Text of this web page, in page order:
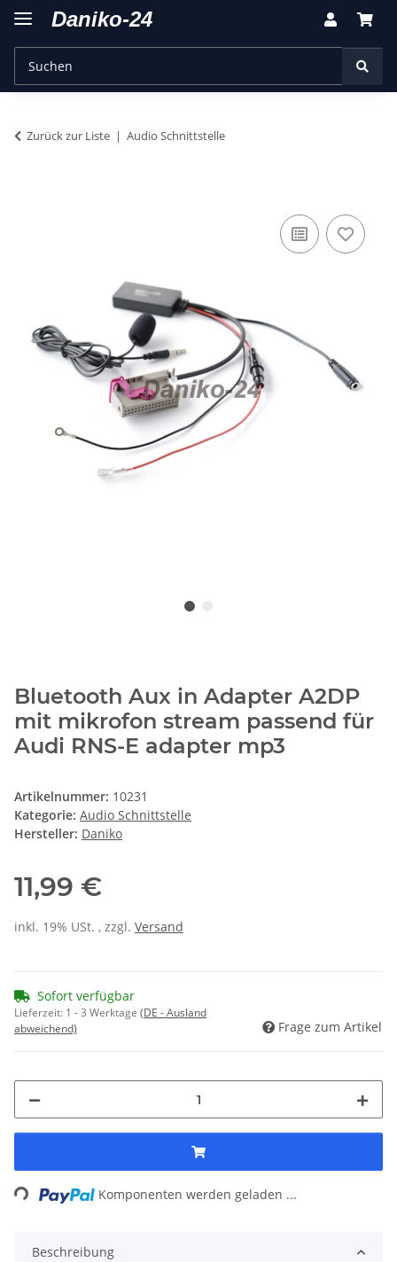
Zurück zur Liste Audio Schnittstelle
Bluetooth Aux in Adapter A2DP
mit mikrofon stream passend für
Audi RNS-E adapter mp3
Artikelnummer: 10231
Kategorie: Audio Schnittstelle
Hersteller: Daniko
11,99 €
inkl. 19% USt. , zzgl. Versand
Sofort verfügbar
Lieferzeit: 1 - 3 Werktage (DE - Ausland
abweichend)
Frage zum Artikel
Loading... Komponenten werden geladen ...
Beschreibung